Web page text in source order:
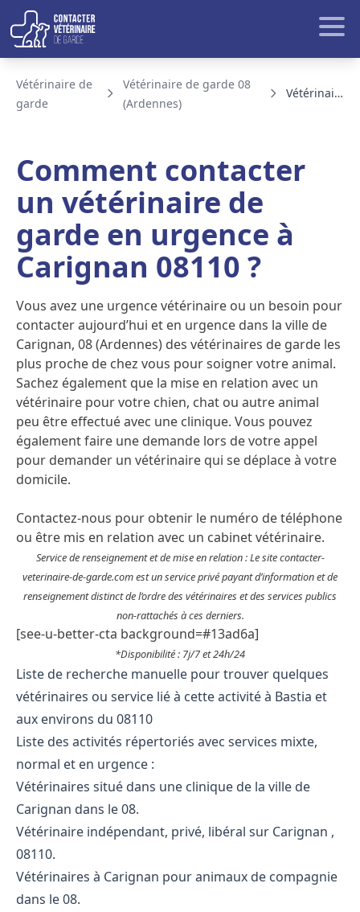
Aller au contenu
BLOG ET ACTUALITE
Vétérinaire de
garde
Vétérinaire de garde 08
(Ardennes)
Vétérinaire de garde Carignan
Comment contacter
un vétérinaire de
garde en urgence à
Carignan 08110 ?
Vous avez une urgence vétérinaire ou un besoin pour
contacter aujourd’hui et en urgence dans la ville de
Carignan, 08 (Ardennes) des vétérinaires de garde les
plus proche de chez vous pour soigner votre animal.
Sachez également que la mise en relation avec un
vétérinaire pour votre chien, chat ou autre animal
peu être effectué avec une clinique. Vous pouvez
également faire une demande lors de votre appel
pour demander un vétérinaire qui se déplace à votre
domicile.
Contactez-nous pour obtenir le numéro de téléphone
ou être mis en relation avec un cabinet vétérinaire.
Service de renseignement et de mise en relation : Le site contacter-
veterinaire-de-garde.com est un service privé payant d’information et de
renseignement distinct de l’ordre des vétérinaires et des services publics
non-rattachés à ces derniers.
[see-u-better-cta background=#13ad6a]
*Disponibilité : 7j/7 et 24h/24
Liste de recherche manuelle pour trouver quelques
vétérinaires ou service lié à cette activité à Bastia et
aux environs du 08110
Liste des activités répertoriés avec services mixte,
normal et en urgence :
Vétérinaires situé dans une clinique de la ville de
Carignan dans le 08.
Vétérinaire indépendant, privé, libéral sur Carignan ,
08110.
Vétérinaires à Carignan pour animaux de compagnie
dans le 08.